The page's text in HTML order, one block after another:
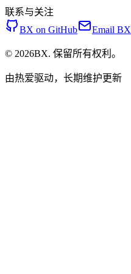
联系与关注
BX on GitHub
Email BX
© 2026BX. 保留所有权利。
由热爱驱动，长期维护更新